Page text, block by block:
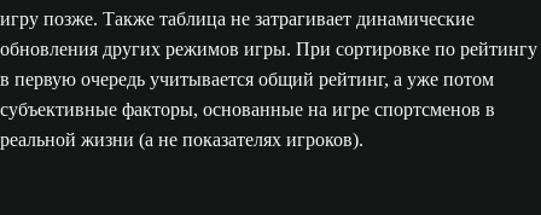
игру позже. Также таблица не затрагивает динамические
обновления других режимов игры. При сортировке по рейтингу
в первую очередь учитывается общий рейтинг, а уже потом
субъективные факторы, основанные на игре спортсменов в
реальной жизни (а не показателях игроков).